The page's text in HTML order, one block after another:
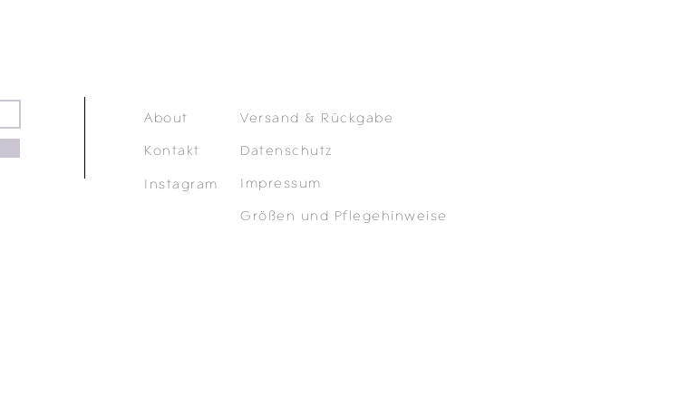
About
Kontakt
Instagram
Versand & Rückgabe
Datenschutz
Impressum
Größen und Pflegehinweise